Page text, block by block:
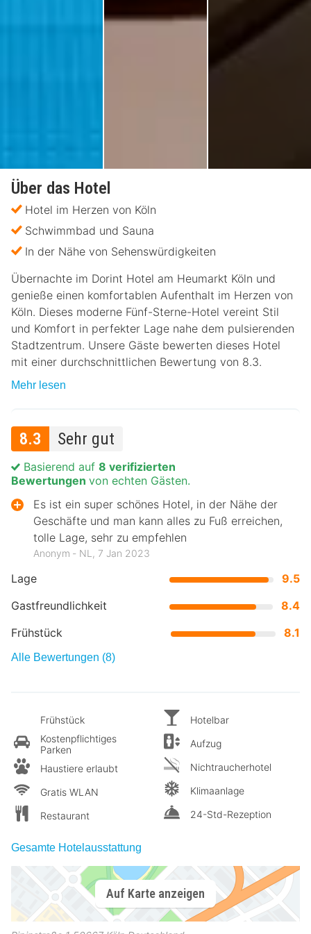
Über das Hotel
Hotel im Herzen von Köln
Schwimmbad und Sauna
In der Nähe von Sehenswürdigkeiten
Übernachte im Dorint Hotel am Heumarkt Köln und
genieße einen komfortablen Aufenthalt im Herzen von
Köln. Dieses moderne Fünf-Sterne-Hotel vereint Stil
und Komfort in perfekter Lage nahe dem pulsierenden
Stadtzentrum. Unsere Gäste bewerten dieses Hotel
mit einer durchschnittlichen Bewertung von 8.3.
Mehr lesen
8.3 Sehr gut
Lage
9.5
Gastfreundlichkeit
8.4
Frühstück
8.1
Basierend auf 8 verifizierten
Bewertungen von echten Gästen.
Es ist ein super schönes Hotel, in der Nähe der
Geschäfte und man kann alles zu Fuß erreichen,
tolle Lage, sehr zu empfehlen
Anonym ‐ NL, 7 Jan 2023
Alle Bewertungen (8)
Frühstück
Kostenpflichtiges
Parken
Haustiere erlaubt
Gratis WLAN
Restaurant
Hotelbar
Aufzug
Nichtraucherhotel
Klimaanlage
24-Std-Rezeption
Gesamte Hotelausstattung
Auf Karte anzeigen